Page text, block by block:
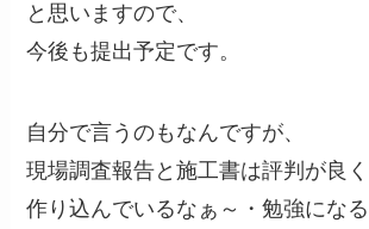
と思いますので、
今後も提出予定です。
自分で言うのもなんですが、
現場調査報告と施工書は評判が良く
作り込んでいるなぁ～・勉強にな